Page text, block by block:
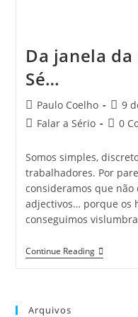
Da janela
Sé…
Post
author:
Paulo Coelho
Post
9
PostFalar a Sério
Post
0
Somos simples,
trabalhadores. Por
consideramos que
adjectivos… porque os
conseguimos
Continue ReadingDa
Janela
Arquivos